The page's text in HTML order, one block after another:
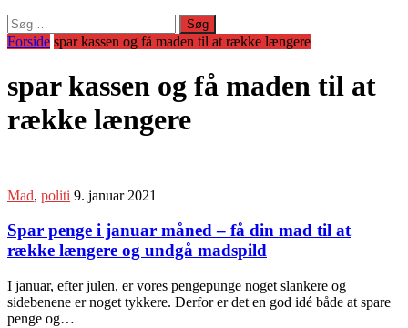
Søg
efter:
Forside spar kassen og få maden til at række længere
spar kassen og få maden til at
række længere
Mad, politi 9. januar 2021
Spar penge i januar måned – få din mad til at
række længere og undgå madspild
I januar, efter julen, er vores pengepunge noget slankere og
sidebenene er noget tykkere. Derfor er det en god idé både at spare
penge og…